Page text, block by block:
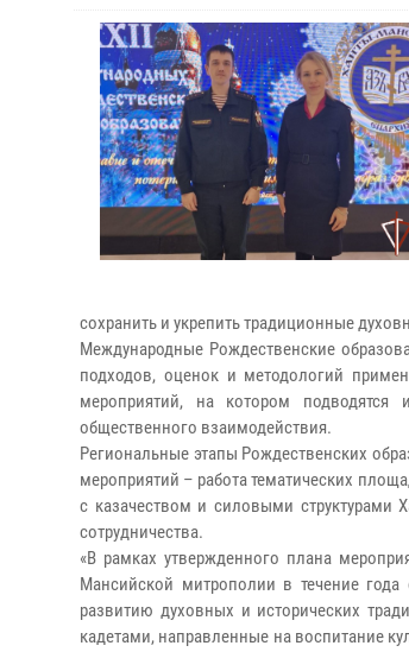
сохранить и укрепить традиционные
Международные Рождественские
подходов, оценок и методологий
мероприятий, на котором подводятся
общественного взаимодействия.
Региональные этапы Рождественских
мероприятий – работа тематических
с казачеством и силовыми структурами
сотрудничества.
«В рамках утвержденного плана
Мансийской митрополии в течение
развитию духовных и исторических
кадетами, направленные на воспитание